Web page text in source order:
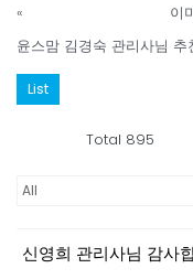
«
이
윤스맘 김경숙 관리사님 추
List
Total 895
신영희 관리사님 감사